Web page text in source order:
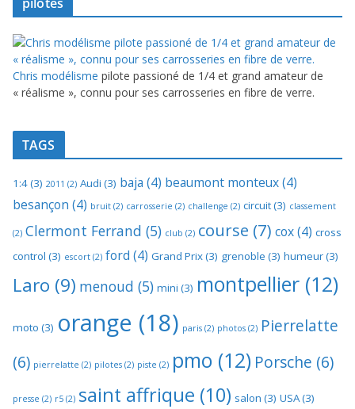
pilotes
Chris modélisme pilote passioné de 1/4 et grand amateur de
« réalisme », connu pour ses carrosseries en fibre de verre.
TAGS
1:4(3) 2011 (2) Audi (3) baja (4) beaumont monteux(4)
besançon (4) bruit (2) carrosserie (2) challenge (2) circuit(3) classement
(2) Clermont Ferrand (5) club (2) course (7) cox(4) cross
control (3) escort (2) ford (4) Grand Prix(3) grenoble (3) humeur(3)
Laro (9) menoud (5) mini (3) montpellier (12)
moto (3) orange (18) paris (2) photos (2) Pierrelatte
(6) pierrelatte (2) pilotes (2) piste (2) pmo (12) Porsche (6)
presse (2) r5 (2) saint affrique (10) salon (3) USA(3)